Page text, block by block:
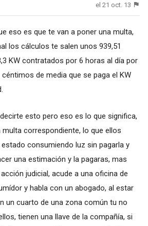
el 21 oct. 13
eso es que te van a poner una multa,
los cálculos te salen unos 939,51
KW contratados por 6 horas al día por
de media que se paga el KW
esto pero eso es lo que significa,
multa correspondiente, lo que ellos
consumiendo luz sin pagarla y
una estimación y la pagaras, mas
judicial, acude a una oficina de
y habla con un abogado, al estar
un cuarto de una zona común tu no
tienen una llave de la compañía, si